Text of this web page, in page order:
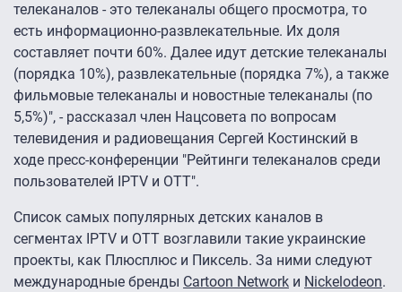
телеканалов - это телеканалы общего просмотра, то
есть информационно-развлекательные. Их доля
составляет почти 60%. Далее идут детские телеканалы
(порядка 10%), развлекательные (порядка 7%), а также
фильмовые телеканалы и новостные телеканалы (по
5,5%)", - рассказал член Нацсовета по вопросам
телевидения и радиовещания Сергей Костинский в
ходе пресс-конференции "Рейтинги телеканалов среди
пользователей IPTV и OTT".
Список самых популярных детских каналов в
сегментах IPTV и OTT возглавили такие украинские
проекты, как Плюсплюс и Пиксель. За ними следуют
международные бренды Cartoon Network и Nickelodeon.